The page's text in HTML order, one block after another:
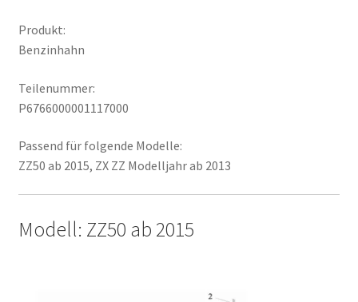
Produkt:
Benzinhahn
Teilenummer:
P6766000001117000
Passend für folgende Modelle:
ZZ50 ab 2015, ZX ZZ Modelljahr ab 2013
Modell: ZZ50 ab 2015